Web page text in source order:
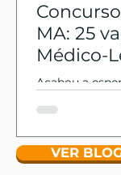
MA: 25
Médico-
que
Acabou a
promessas:
Cebraspe e
definida, a
diretamente a
VER